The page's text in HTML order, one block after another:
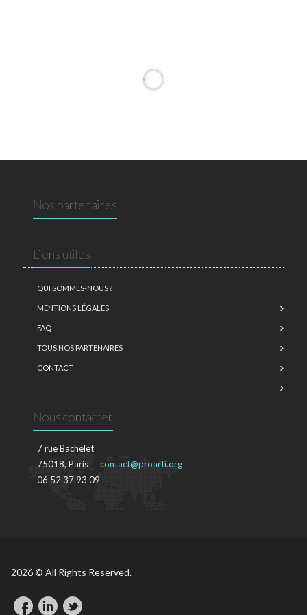
Nos partenaires
Liens utiles
QUI SOMMES-NOUS ?
MENTIONS LÉGALES
FAQ
TOUS NOS PARTENAIRES
CONTACT
Nous contacter
7 rue Bachelet
75018, Paris
06 52 37 93 09
contact@proarti.org
2026 © All Rights Reserved.